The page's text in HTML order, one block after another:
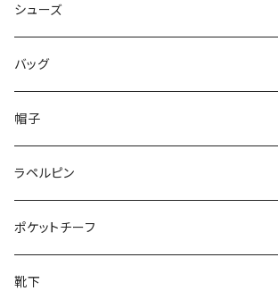
50/XL～
48/L
50/XL～
46/M
48/L
50/XL～
～44/S
46/M
48/L
50/XL～
シューズ
～25.5cm
26cm～
27cm～
28cm～
バッグ
帽子
ラペルピン
ポケットチーフ
靴下